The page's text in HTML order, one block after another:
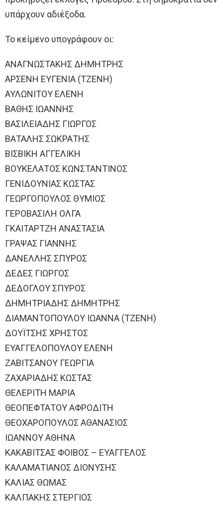
υπάρχουν αδιέξοδα.
Το κείμενο υπογράφουν οι:
ΑΝΑΓΝΩΣΤΑΚΗΣ ΔΗΜΗΤΡΗΣ
ΑΡΣΕΝΗ ΕΥΓΕΝΙΑ (ΤΖΕΝΗ)
ΑΥΛΩΝΙΤΟΥ ΕΛΕΝΗ
ΒΑΘΗΣ ΙΩΑΝΝΗΣ
ΒΑΣΙΛΕΙΑΔΗΣ ΓΙΩΡΓΟΣ
ΒΑΤΑΛΗΣ ΣΩΚΡΑΤΗΣ
ΒΙΣΒΙΚΗ ΑΓΓΕΛΙΚΗ
ΒΟΥΚΕΛΑΤΟΣ ΚΩΝΣΤΑΝΤΙΝΟΣ
ΓΕΝΙΔΟΥΝΙΑΣ ΚΩΣΤΑΣ
ΓΕΩΡΓΟΠΟΥΛΟΣ ΘΥΜΙΟΣ
ΓΕΡΟΒΑΣΙΛΗ ΟΛΓΑ
ΓΚΑΙΤΑΡΤΖΗ ΑΝΑΣΤΑΣΙΑ
ΓΡΑΨΑΣ ΓΙΑΝΝΗΣ
ΔΑΝΕΛΛΗΣ ΣΠΥΡΟΣ
ΔΕΔΕΣ ΓΙΩΡΓΟΣ
ΔΕΔΟΓΛΟΥ ΣΠΥΡΟΣ
ΔΗΜΗΤΡΙΑΔΗΣ ΔΗΜΗΤΡΗΣ
ΔΙΑΜΑΝΤΟΠΟΥΛΟΥ ΙΩΑΝΝΑ (ΤΖΕΝΗ)
ΔΟΥΪΤΣΗΣ ΧΡΗΣΤΟΣ
ΕΥΑΓΓΕΛΟΠΟΥΛΟΥ ΕΛΕΝΗ
ΖΑΒΙΤΣΑΝΟΥ ΓΕΩΡΓΙΑ
ΖΑΧΑΡΙΑΔΗΣ ΚΩΣΤΑΣ
ΘΕΛΕΡΙΤΗ ΜΑΡΙΑ
ΘΕΟΠΕΦΤΑΤΟΥ ΑΦΡΟΔΙΤΗ
ΘΕΟΧΑΡΟΠΟΥΛΟΣ ΑΘΑΝΑΣΙΟΣ
ΙΩΑΝΝΟΥ ΑΘΗΝΑ
ΚΑΚΑΒΙΤΣΑΣ ΦΟΙΒΟΣ – ΕΥΑΓΓΕΛΟΣ
ΚΑΛΑΜΑΤΙΑΝΟΣ ΔΙΟΝΥΣΗΣ
ΚΑΛΙΑΣ ΘΩΜΑΣ
ΚΑΛΠΑΚΗΣ ΣΤΕΡΓΙΟΣ